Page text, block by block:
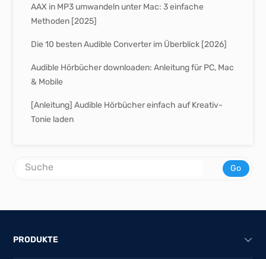
AAX in MP3 umwandeln unter Mac: 3 einfache
Methoden [2025]
Die 10 besten Audible Converter im Überblick [2026]
Audible Hörbücher downloaden: Anleitung für PC, Mac
& Mobile
[Anleitung] Audible Hörbücher einfach auf Kreativ-
Tonie laden
Go
PRODUKTE